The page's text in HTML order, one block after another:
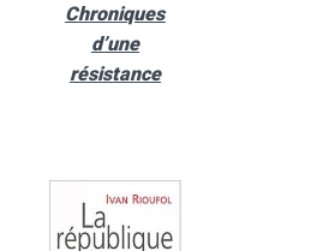
Chroniques
d’une
résistance